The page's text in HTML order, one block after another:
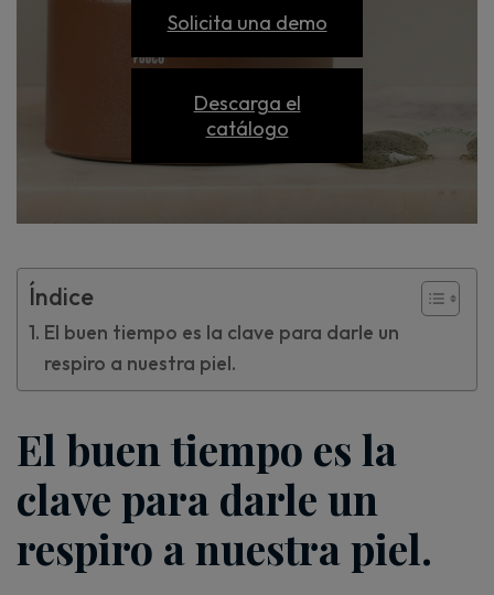
Solicita una demo
Descarga el
catálogo
Índice
El buen tiempo es la clave para darle un
respiro a nuestra piel.
El buen tiempo es la
clave para darle un
respiro a nuestra piel.